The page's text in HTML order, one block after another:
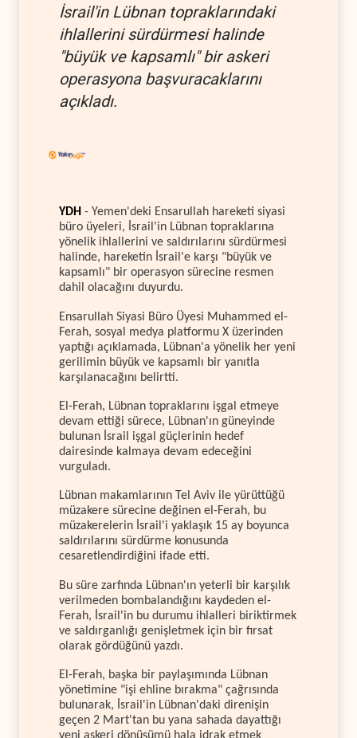
İsrail'in Lübnan topraklarındaki
ihlallerini sürdürmesi halinde
"büyük ve kapsamlı" bir askeri
operasyona başvuracaklarını
açıkladı.
YDH - Yemen'deki Ensarullah hareketi siyasi
büro üyeleri, İsrail'in Lübnan topraklarına
yönelik ihlallerini ve saldırılarını sürdürmesi
halinde, hareketin İsrail'e karşı "büyük ve
kapsamlı" bir operasyon sürecine resmen
dahil olacağını duyurdu.
Ensarullah Siyasi Büro Üyesi Muhammed el-
Ferah, sosyal medya platformu X üzerinden
yaptığı açıklamada, Lübnan'a yönelik her yeni
gerilimin büyük ve kapsamlı bir yanıtla
karşılanacağını belirtti.
El-Ferah, Lübnan topraklarını işgal etmeye
devam ettiği sürece, Lübnan'ın güneyinde
bulunan İsrail işgal güçlerinin hedef
dairesinde kalmaya devam edeceğini
vurguladı.
Lübnan makamlarının Tel Aviv ile yürüttüğü
müzakere sürecine değinen el-Ferah, bu
müzakerelerin İsrail'i yaklaşık 15 ay boyunca
saldırılarını sürdürme konusunda
cesaretlendirdiğini ifade etti.
Bu süre zarfında Lübnan'ın yeterli bir karşılık
verilmeden bombalandığını kaydeden el-
Ferah, İsrail'in bu durumu ihlalleri biriktirmek
ve saldırganlığı genişletmek için bir fırsat
olarak gördüğünü yazdı.
El-Ferah, başka bir paylaşımında Lübnan
yönetimine "işi ehline bırakma" çağrısında
bulunarak, İsrail'in Lübnan'daki direnişin
geçen 2 Mart'tan bu yana sahada dayattığı